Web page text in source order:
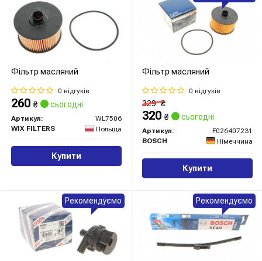
Фільтр масляний
0 відгуків
260 ₴ сьогодні
Артикул:
WL7506
WIX FILTERS
Польща
Купити
Фільтр масляний
0 відгуків
329₴
320 ₴ сьогодні
Артикул:
F026407231
BOSCH
Німеччина
Купити
Рекомендуємо Рекомендуємо